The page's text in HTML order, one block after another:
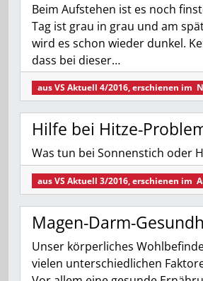
Beim Aufstehen ist es noch
Tag ist grau in grau und am
wird es schon wieder dunkel.
dass bei dieser…
ausVS Aktuell 4/2016, erschienen im
Hilfe bei Hitze-
Was tun bei Sonnenstich oder
ausVS Aktuell 3/2016, erschienen im
Magen-Darm-
Unser körperliches
vielen unterschiedlichen